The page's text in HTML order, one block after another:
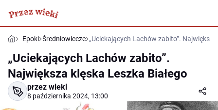
Epoki Średniowiecze „Uciekających Lachów zabito”.
„Uciekających Lachów zabito”.
Największa klęska Leszka Białego
przez wieki
8 października 2024, 13:00